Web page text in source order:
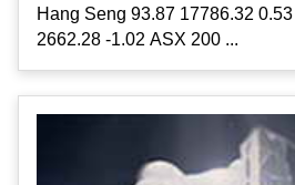
Hang Seng 93.87 17786.32
2662.28 -1.02 ASX 200 ...